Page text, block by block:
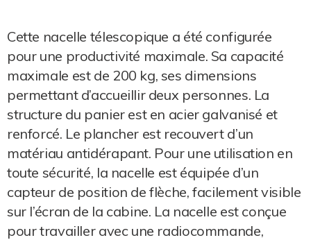
Cette nacelle télescopique a été configurée
pour une productivité maximale. Sa capacité
maximale est de 200 kg, ses dimensions
permettant d’accueillir deux personnes. La
structure du panier est en acier galvanisé et
renforcé. Le plancher est recouvert d’un
matériau antidérapant. Pour une utilisation en
toute sécurité, la nacelle est équipée d’un
capteur de position de flèche, facilement visible
sur l’écran de la cabine. La nacelle est conçue
pour travailler avec une radiocommande,